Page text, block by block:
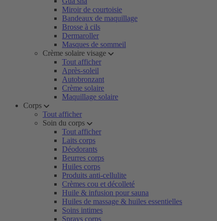
Miroir de courtoisie
Bandeaux de maquillage
Brosse à cils
Dermaroller
Masques de sommeil
Crème solaire visage
Tout afficher
Après-soleil
Autobronzant
Crème solaire
Maquillage solaire
Corps
Tout afficher
Soin du corps
Tout afficher
Laits corps
Déodorants
Beurres corps
Huiles corps
Produits anti-cellulite
Crèmes cou et décolleté
Huile & infusion pour sauna
Huiles de massage & huiles essentielles
Soins intimes
Sprays corps